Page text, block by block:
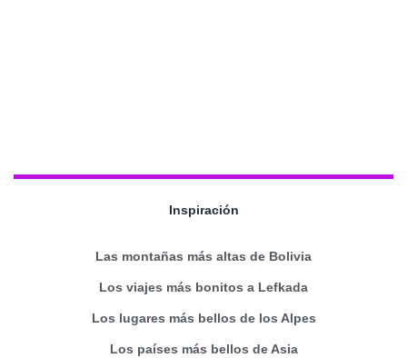
Inspiración
Las montañas más altas de Bolivia
Los viajes más bonitos a Lefkada
Los lugares más bellos de los Alpes
Los países más bellos de Asia